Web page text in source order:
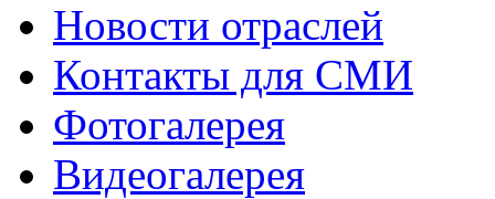
Новости отраслей
Контакты для СМИ
Фотогалерея
Видеогалерея